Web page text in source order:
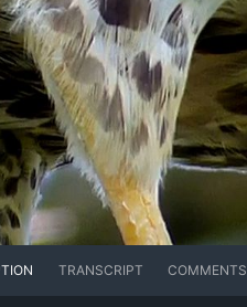
TRANSCRIPT COMMENTS